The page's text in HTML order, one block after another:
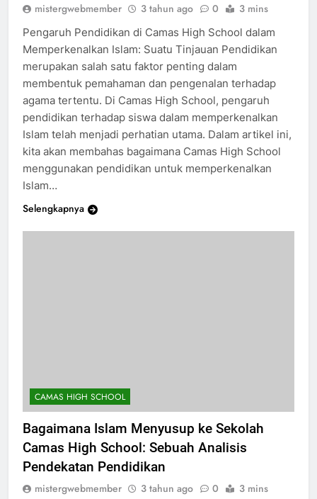
mistergwebmember 3 tahun ago 0 3 mins
Pengaruh Pendidikan di Camas High School dalam
Memperkenalkan Islam: Suatu Tinjauan Pendidikan
merupakan salah satu faktor penting dalam
membentuk pemahaman dan pengenalan terhadap
agama tertentu. Di Camas High School, pengaruh
pendidikan terhadap siswa dalam memperkenalkan
Islam telah menjadi perhatian utama. Dalam artikel ini,
kita akan membahas bagaimana Camas High School
menggunakan pendidikan untuk memperkenalkan
Islam…
Selengkapnya
CAMAS HIGH SCHOOL
Bagaimana Islam Menyusup ke Sekolah
Camas High School: Sebuah Analisis
Pendekatan Pendidikan
mistergwebmember 3 tahun ago 0 3 mins